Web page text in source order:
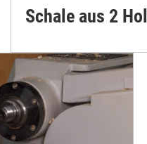
Schale aus 2